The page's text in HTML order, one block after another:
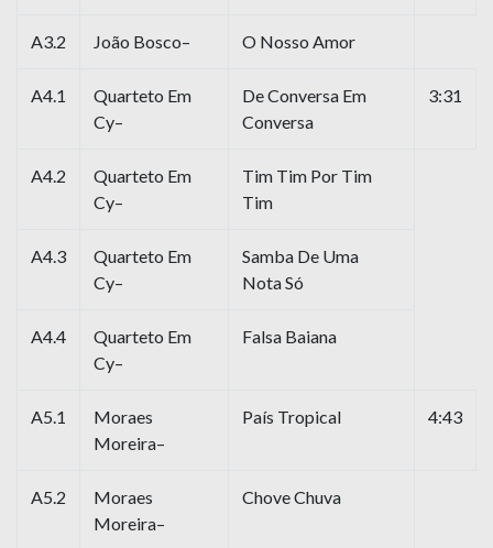
A3.2 João Bosco– O Nosso Amor
A4.1
Quarteto Em
Cy–
De Conversa Em
Conversa
3:31
A4.2
Quarteto Em
Cy–
Tim Tim Por Tim
Tim
A4.3
Quarteto Em
Cy–
Samba De Uma
Nota Só
A4.4
Quarteto Em
Cy–
Falsa Baiana
A5.1
Moraes
Moreira–
País Tropical 4:43
A5.2
Moraes
Moreira–
Chove Chuva